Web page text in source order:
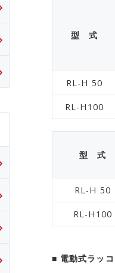
型 式
RL-H 50
RL-H100
型 式
RL-H 50
RL-H100
■ 電動式ラッ